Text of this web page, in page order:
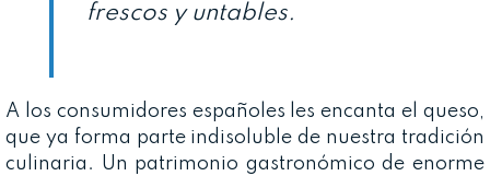
frescos y untables.
A los consumidores españoles les encanta el queso,
que ya forma parte indisoluble de nuestra tradición
culinaria. Un patrimonio gastronómico de enorme